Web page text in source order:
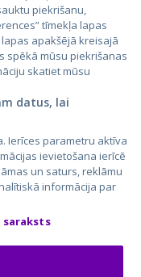
piekrišanu,
tīmekļa lapas
apakšējā kreisajā
spēkā mūsu piekrišanas
skatiet mūsu
datus, lai
Ierīces parametru aktīva
ievietošana ierīcē
un saturs, reklāmu
informācija par
saraksts